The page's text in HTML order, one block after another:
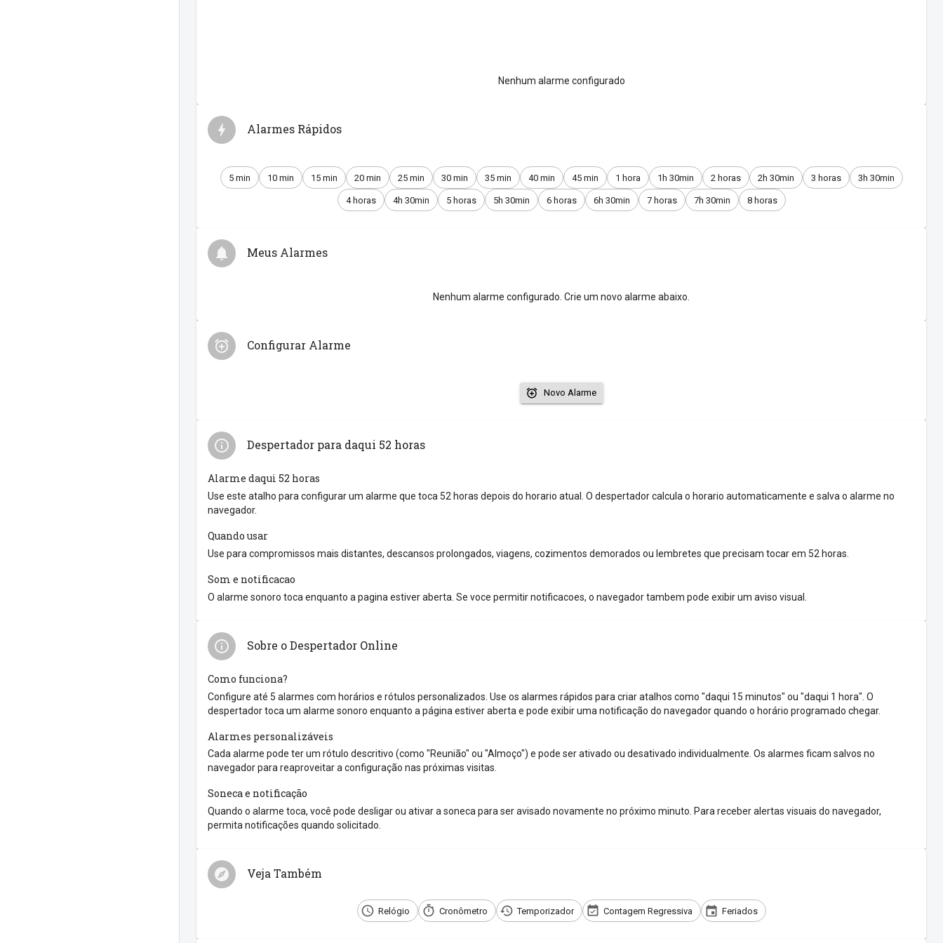
Nenhum alarme configurado
Alarmes Rápidos
5 min 10 min 15 min 20 min 25 min 30 min 35 min 40 min 45 min 1 hora 1h 30min 2 horas 2h 30min 3 horas 3h 30min
4 horas 4h 30min 5 horas 5h 30min 6 horas 6h 30min 7 horas 7h 30min 8 horas
Meus Alarmes
Nenhum alarme configurado. Crie um novo alarme abaixo.
Configurar Alarme
Novo Alarme
Despertador para daqui 52 horas
Alarme daqui 52 horas
Use este atalho para configurar um alarme que toca 52 horas depois do horario atual. O despertador calcula o horario automaticamente e salva o alarme no
navegador.
Quando usar
Use para compromissos mais distantes, descansos prolongados, viagens, cozimentos demorados ou lembretes que precisam tocar em 52 horas.
Som e notificacao
O alarme sonoro toca enquanto a pagina estiver aberta. Se voce permitir notificacoes, o navegador tambem pode exibir um aviso visual.
Sobre o Despertador Online
Como funciona?
Configure até 5 alarmes com horários e rótulos personalizados. Use os alarmes rápidos para criar atalhos como "daqui 15 minutos" ou "daqui 1 hora". O
despertador toca um alarme sonoro enquanto a página estiver aberta e pode exibir uma notificação do navegador quando o horário programado chegar.
Alarmes personalizáveis
Cada alarme pode ter um rótulo descritivo (como "Reunião" ou "Almoço") e pode ser ativado ou desativado individualmente. Os alarmes ficam salvos no
navegador para reaproveitar a configuração nas próximas visitas.
Soneca e notificação
Quando o alarme toca, você pode desligar ou ativar a soneca para ser avisado novamente no próximo minuto. Para receber alertas visuais do navegador,
permita notificações quando solicitado.
Veja Também
Relógio Cronômetro Temporizador Contagem Regressiva Feriados